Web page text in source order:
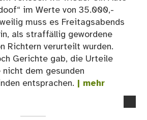
im Werte von 35.000,-
muss es Freitagsabends
als straffällig gewordene
Richtern verurteilt wurden.
Gerichte gab, die Urteile
dem gesunden
entsprachen. | mehr